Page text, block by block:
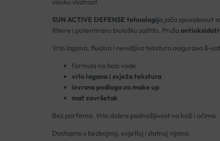
visoku vlažnost.
SUN ACTIVE DEFENSE tehnologija jača sposobnost
filtere i patentiranu biološku zaštitu. Pruža
Vrlo lagana, fluidna i nevidljiva tekstura osigurava 8-
formula na bazi vode
vrlo lagana i svježa tekstura
izvrsna podloga za make up
mat završetak
Bez parfema. Vrlo dobra podnošljivost na koži i očima.
Dostupno u bezbojnoj, svijetloj i zlatnoj nijansi.